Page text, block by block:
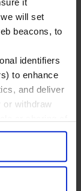
it
will set
beacons, to
identifiers
to enhance
and deliver
or withdraw
“Do Not
footer of
and each
terms